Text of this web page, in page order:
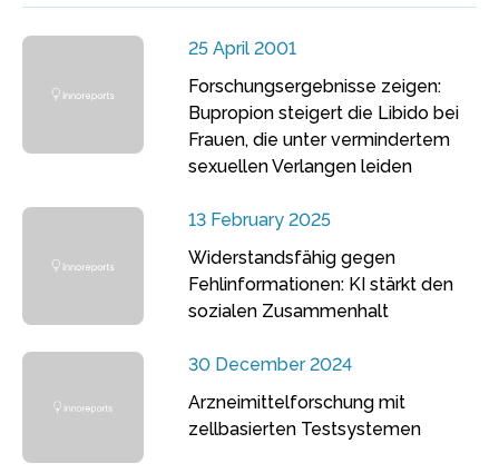
25 April 2001
Forschungsergebnisse zeigen:
Bupropion steigert die Libido bei
Frauen, die unter vermindertem
sexuellen Verlangen leiden
13 February 2025
Widerstandsfähig gegen
Fehlinformationen: KI stärkt den
sozialen Zusammenhalt
30 December 2024
Arzneimittelforschung mit
zellbasierten Testsystemen